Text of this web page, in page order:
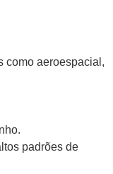
como aeroespacial,
padrões de